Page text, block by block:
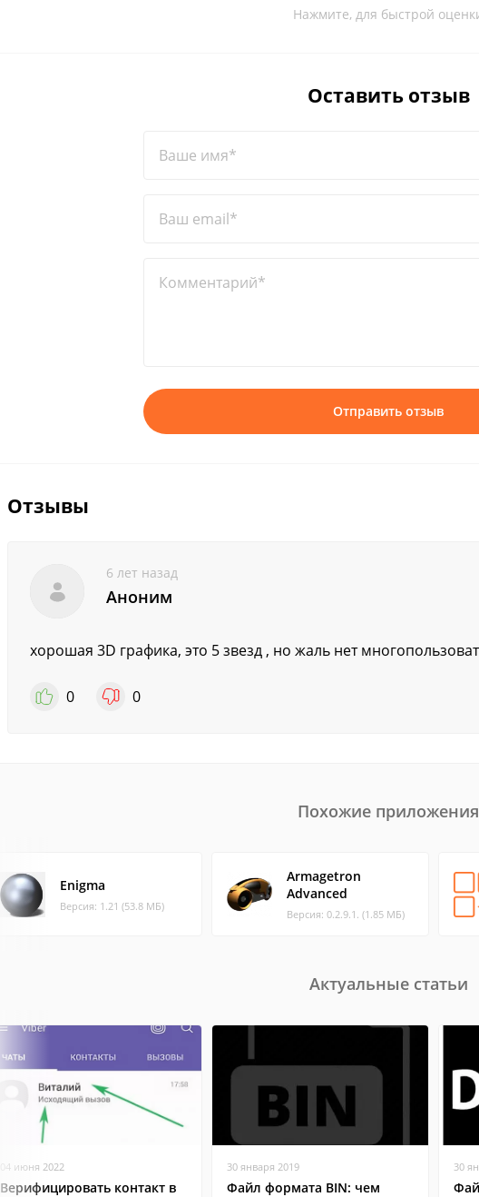
Нажмите, для быстрой
Оставить отзыв
Ваше имя*
Ваш email*
Комментарий*
Отправить отзыв
Отзывы
6 лет назад
Аноним
хорошая 3D графика, это 5 звезд , но жаль нет
0 0
Похожие приложения
Enigma
Версия: 1.21 (53.8 МБ)
Armagetron
Advanced
Версия: 0.2.9.1. (1.85 МБ)
Актуальные статьи
04 июня 2022
Верифицировать контакт в
30 января 2019
Файл формата BIN: чем
30